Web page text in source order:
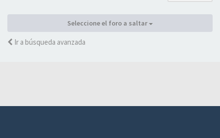
Seleccione el foro a saltar
Ir a búsqueda avanzada